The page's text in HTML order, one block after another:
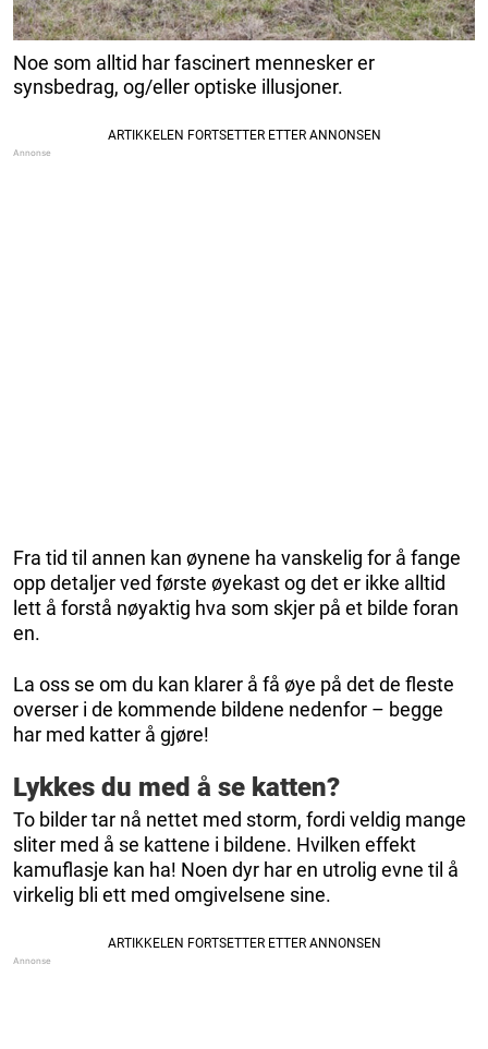
Noe som alltid har fascinert mennesker er
synsbedrag, og/eller optiske illusjoner.
Fra tid til annen kan øynene ha vanskelig for å fange
opp detaljer ved første øyekast og det er ikke alltid
lett å forstå nøyaktig hva som skjer på et bilde foran
en.
La oss se om du kan klarer å få øye på det de fleste
overser i de kommende bildene nedenfor – begge
har med katter å gjøre!
Lykkes du med å se katten?
To bilder tar nå nettet med storm, fordi veldig mange
sliter med å se kattene i bildene. Hvilken effekt
kamuflasje kan ha! Noen dyr har en utrolig evne til å
virkelig bli ett med omgivelsene sine.